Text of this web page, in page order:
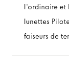
l'ordinaire et
lunettes
faiseurs de